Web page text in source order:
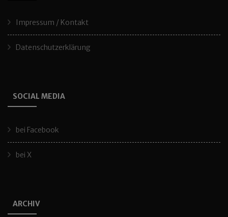
Impressum / Kontakt
Datenschutzerklärung
SOCIAL MEDIA
bei Facebook
bei X
ARCHIV